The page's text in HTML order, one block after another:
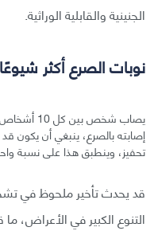
الجنينية والقابلية الوراثية.
نوبات الصرع أكثر
يصاب شخص
إصابته بالصرع، ينبغي أن يكون
تحفيز، وينطبق هذا على نسبة واحد بين كل
قد يحدث تأخير ملحوظ في
التنوع الكبير في الأعراض،